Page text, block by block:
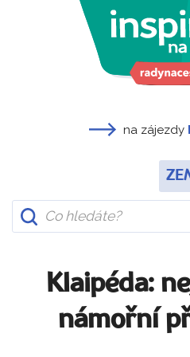
na zájezdy
Klaipéda:
námořní